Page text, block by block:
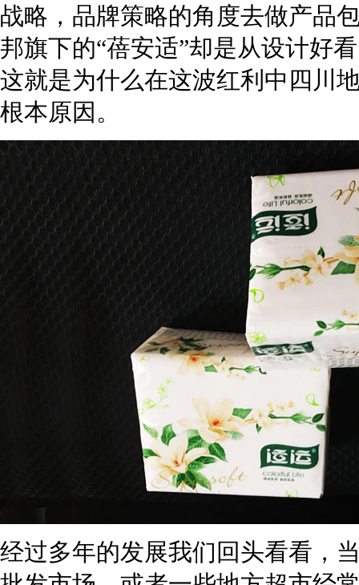
战略，品牌策略的角度去做产品
邦旗下的“蓓安适”却是从设计好
这就是为什么在这波红利中四川
根本原因。
经过多年的发展我们回头看看，